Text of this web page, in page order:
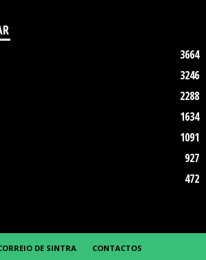
3664
3246
2288
1634
1091
927
472
DE SINTRA
CONTACTOS